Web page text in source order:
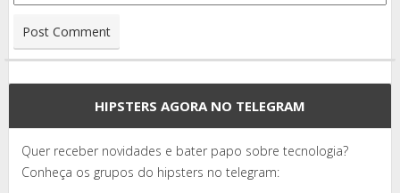
HIPSTERS AGORA NO TELEGRAM
Quer receber novidades e bater papo sobre tecnologia?
Conheça os grupos do hipsters no telegram: